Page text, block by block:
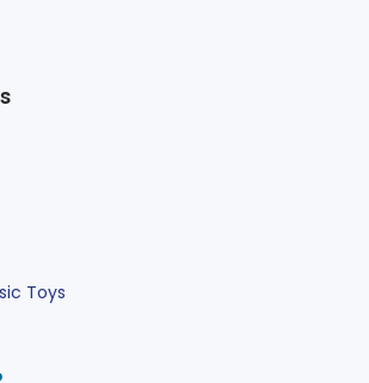
Toys